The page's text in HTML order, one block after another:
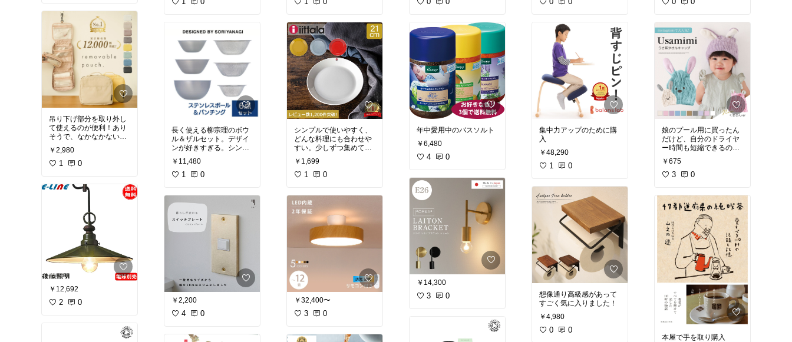
吊り下げ部分を取り外し
て使えるのが便利！あり
そうで、なかなかないタ
イプ。旅行中のスキンケ
アやコスメ収納に愛用
中。
￥2,980
1 0
￥12,692
2 0
長く使える柳宗理のボウ
ル＆ザルセット。デザイ
ンが好きすぎる。シンプ
ルで丈夫だし、重ねて収
納できるのも便利！
￥11,480
1 0
￥2,200
4 0
シンプルで使いやすく、
どんな料理にも合わせや
すい。少しずつ集めてい
るお気に入りのティー
マ。
￥1,699
1 0
￥32,400〜
3 0
年中愛用中のバスソルト
￥6,480
4 0
￥14,300
3 0
集中力アップのために購
入
￥48,290
1 0
想像通り高級感があって
すごく気に入りました！
￥4,980
0 0
娘のプール用に買ったん
だけど、自分のドライヤ
ー時間も短縮できるので
お揃いにしてる
￥675
3 0
本屋で手を取り購入